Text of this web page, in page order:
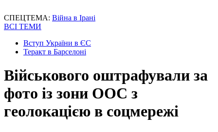
СПЕЦТЕМА: Війна в Ірані
ВСІ ТЕМИ
Вступ України в ЄС
Теракт в Барселоні
Військового оштрафували за
фото із зони ООС з
геолокацією в соцмережі